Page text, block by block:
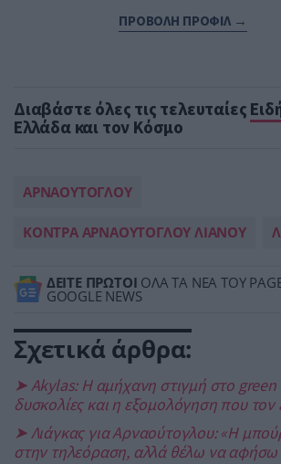
ΠΡΟΒΟΛΗ ΠΡΟΦΙΛ →
Διαβάστε όλες τις τελευταίες
Ελλάδα και τον Κόσμο
ΑΡΝΑΟΥΤΟΓΛΟΥ
ΚΟΝΤΡΑ ΑΡΝΑΟΥΤΟΓΛΟΥ ΛΙΑΝΟΥ
ΔΕΙΤΕ ΠΡΩΤΟΙ ΟΛΑ ΤΑ ΝΕΑ ΤΟΥ
GOOGLE NEWS
Σχετικά άρθρα:
➤ Akylas: Η αμήχανη στιγμή στο green
δυσκολίες και η εξομολόγηση που τον
➤ Λιάγκας για Αρναούτογλου: «Η
στην τηλεόραση, αλλά θέλω να